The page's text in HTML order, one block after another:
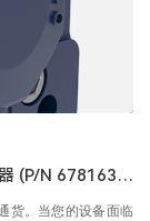
【工业制动优选】Twiflex T20 液压碟式制动器 (P/N 6781634)：小身材，大灵活，重新定义轻中型制动标准
货。当您的设备面临